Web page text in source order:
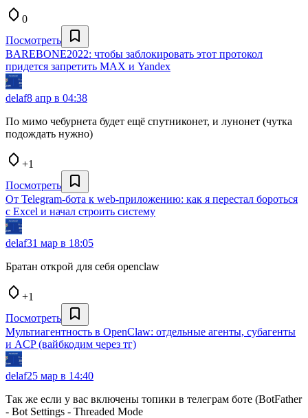
0
Посмотреть
BAREBONE2022: чтобы заблокировать этот протокол
придется запретить MAX и Yandex
delaf8 апр в 04:38
По мимо чебурнета будет ещё спутниконет, и лунонет (чутка
подождать нужно)
+1
Посмотреть
От Telegram-бота к web-приложению: как я перестал бороться
с Excel и начал строить систему
delaf31 мар в 18:05
Братан открой для себя openclaw
+1
Посмотреть
Мультиагентность в OpenClaw: отдельные агенты, субагенты
и ACP (вайбкодим через тг)
delaf25 мар в 14:40
Так же если у вас включены топики в телеграм боте (BotFather
- Bot Settings - Threaded Mode